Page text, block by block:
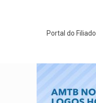
Portal do Filiado